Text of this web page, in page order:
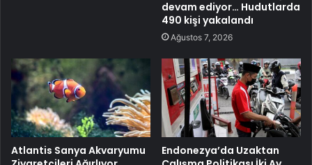
devam ediyor… Hudutlarda
490 kişi yakalandı
Ağustos 7, 2026
Atlantis Sanya Akvaryumu
Endonezya’da Uzaktan